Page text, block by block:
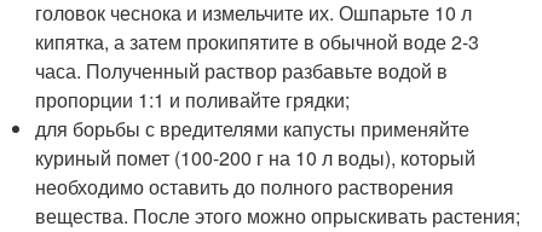
головок чеснока и измельчите их. Ошпарьте 10 л
кипятка, а затем прокипятите в обычной воде 2-3
часа. Полученный раствор разбавьте водой в
пропорции 1:1 и поливайте грядки;
для борьбы с вредителями капусты применяйте
куриный помет (100-200 г на 10 л воды), который
необходимо оставить до полного растворения
вещества. После этого можно опрыскивать растения;